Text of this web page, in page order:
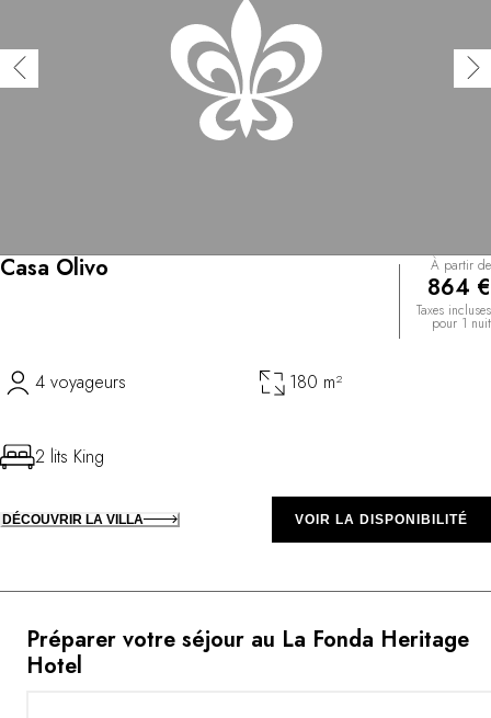
Préparer votre séjour au La Fonda Heritage
Hotel
Casa Olivo À partir de
864 €
Taxes incluses
pour 1 nuit
4 voyageurs 180 m²
2 lits King
DÉCOUVRIR LA VILLA VOIR LA DISPONIBILITÉ